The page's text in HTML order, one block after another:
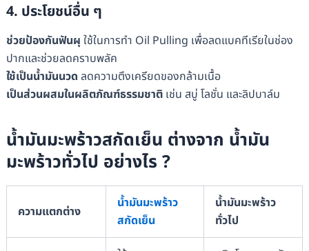
4. ประโยชน์อื่น ๆ
ช่วยป้องกันฟันผุ ใช้ในการทำ Oil Pulling เพื่อลดแบคทีเรียในช่อง
ปากและช่วยลดคราบพลัค
ใช้เป็นน้ำมันนวด ลดความตึงเครียดของกล้ามเนื้อ
เป็นส่วนผสมในผลิตภัณฑ์ธรรมชาติเช่น สบู่ โลชั่น และลิปบาล์ม
น้ำมันมะพร้าวสกัดเย็น ต่างจาก น้ำมัน
มะพร้าวทั่วไป อย่างไร ?
ความแตกต่าง
น้ำมันมะพร้าว
สกัดเย็น
น้ำมันมะพร้าว
ทั่วไป